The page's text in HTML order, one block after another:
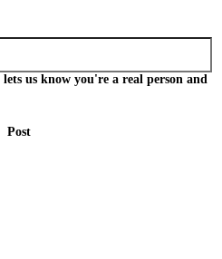
us know you're a real person and
Post